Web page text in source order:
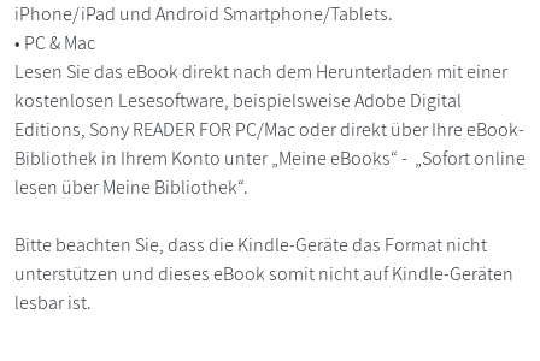
iPhone/iPad und Android Smartphone/Tablets.
• PC & Mac
Lesen Sie das eBook direkt nach dem Herunterladen mit einer
kostenlosen Lesesoftware, beispielsweise Adobe Digital
Editions, Sony READER FOR PC/Mac oder direkt über Ihre eBook-
Bibliothek in Ihrem Konto unter „Meine eBooks“ - „Sofort online
lesen über Meine Bibliothek“.
Bitte beachten Sie, dass die Kindle-Geräte das Format nicht
unterstützen und dieses eBook somit nicht auf Kindle-Geräten
lesbar ist.